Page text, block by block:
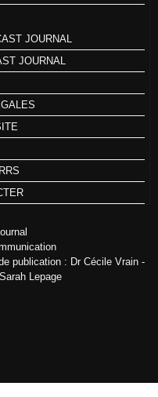
JOURNAL
JOURNAL
publication : Dr Cécile Vrain -
Lepage